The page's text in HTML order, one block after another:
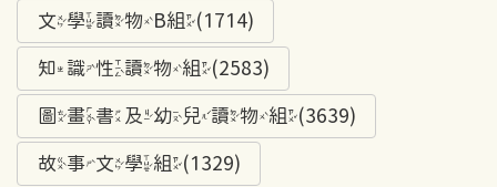
文學讀物B組(1714)
知識性讀物組(2583)
圖畫書及幼兒讀物組(3639)
故事文學組(1329)